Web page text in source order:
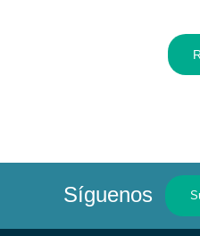
Síguenos